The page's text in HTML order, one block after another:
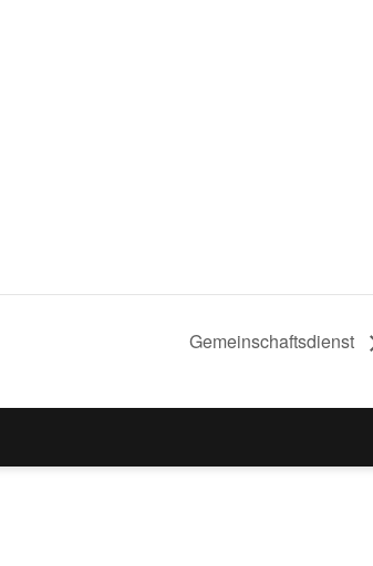
Gemeinschaftsdienst